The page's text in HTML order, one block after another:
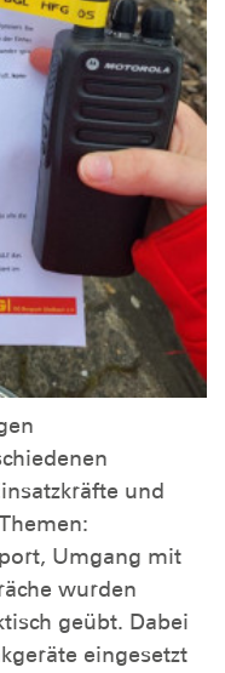
und
Umgang mit
wurden
geübt. Dabei
eingesetzt